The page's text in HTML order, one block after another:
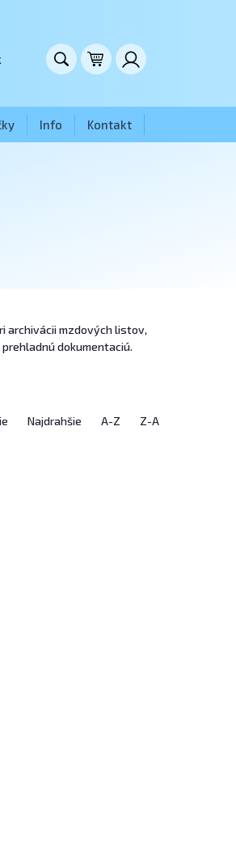
Info Kontakt
archivácii mzdových listov,
dokumentaciú.
Najdrahšie A-Z Z-A